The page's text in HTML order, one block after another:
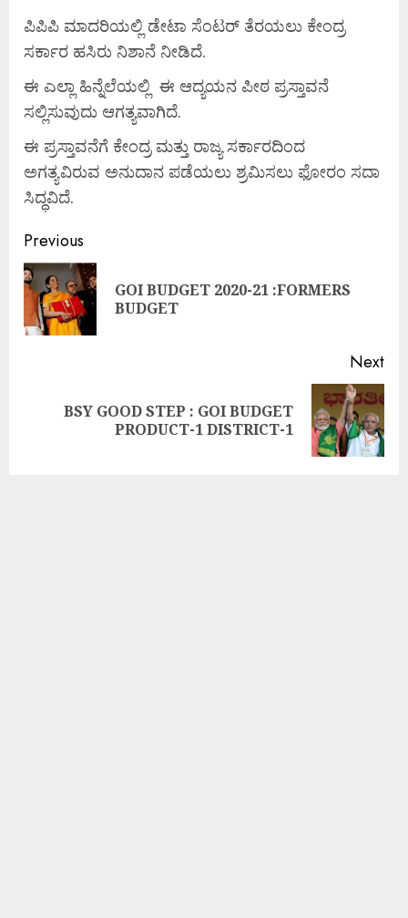
ಪಿಪಿಪಿ ಮಾದರಿಯಲ್ಲಿ ಡೇಟಾ ಸೆಂಟರ್ ತೆರಯಲು ಕೇಂದ್ರ
ಸರ್ಕಾರ ಹಸಿರು ನಿಶಾನೆ ನೀಡಿದೆ.
ಈ ಎಲ್ಲಾ ಹಿನ್ನೆಲೆಯಲ್ಲಿ ಈ ಆದ್ಯಯನ ಪೀಠ ಪ್ರಸ್ತಾವನೆ
ಸಲ್ಲಿಸುವುದು ಆಗತ್ಯವಾಗಿದೆ.
ಈ ಪ್ರಸ್ತಾವನೆಗೆ ಕೇಂದ್ರ ಮತ್ತು ರಾಜ್ಯ ಸರ್ಕಾರದಿಂದ
ಅಗತ್ಯವಿರುವ ಅನುದಾನ ಪಡೆಯಲು ಶ್ರಮಿಸಲು ಫೋರಂ ಸದಾ
ಸಿದ್ಧವಿದೆ.
Previous
GOI BUDGET 2020-21 :FORMERS
BUDGET
Next
BSY GOOD STEP : GOI BUDGET
PRODUCT-1 DISTRICT-1